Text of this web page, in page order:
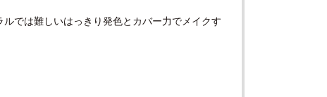
では難しいはっきり発色とカバー力でメイクす